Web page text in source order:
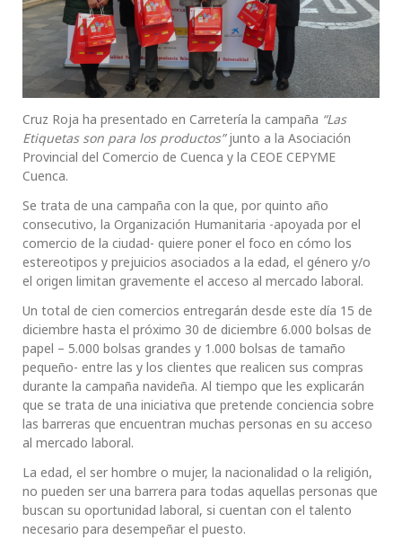
Cruz Roja ha presentado en Carretería la campaña “Las
Etiquetas son para los productos”junto a la Asociación
Provincial del Comercio de Cuenca y la CEOE CEPYME
Cuenca.
Se trata de una campaña con la que, por quinto año
consecutivo, la Organización Humanitaria -apoyada por el
comercio de la ciudad- quiere poner el foco en cómo los
estereotipos y prejuicios asociados a la edad, el género y/o
el origen limitan gravemente el acceso al mercado laboral.
Un total de cien comercios entregarán desde este día 15 de
diciembre hasta el próximo 30 de diciembre 6.000 bolsas de
papel – 5.000 bolsas grandes y 1.000 bolsas de tamaño
pequeño- entre las y los clientes que realicen sus compras
durante la campaña navideña. Al tiempo que les explicarán
que se trata de una iniciativa que pretende conciencia sobre
las barreras que encuentran muchas personas en su acceso
al mercado laboral.
La edad, el ser hombre o mujer, la nacionalidad o la religión,
no pueden ser una barrera para todas aquellas personas que
buscan su oportunidad laboral, si cuentan con el talento
necesario para desempeñar el puesto.